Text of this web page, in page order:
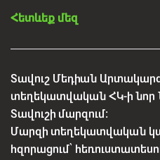
Հետևեք մեզ
Տավուշ Մեդիան
տեղեկատվական ՀԿ-ի նոր
Տավուշի մարզում:
Մարզի տեղեկատվական
հզորացում՝